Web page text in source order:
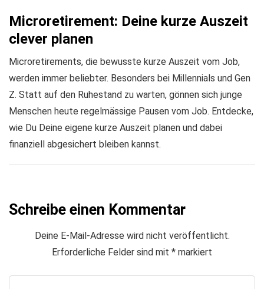
Microretirement: Deine kurze Auszeit
clever planen
Microretirements, die bewusste kurze Auszeit vom Job,
werden immer beliebter. Besonders bei Millennials und Gen
Z. Statt auf den Ruhestand zu warten, gönnen sich junge
Menschen heute regelmässige Pausen vom Job. Entdecke,
wie Du Deine eigene kurze Auszeit planen und dabei
finanziell abgesichert bleiben kannst.
Schreibe einen Kommentar
Deine E-Mail-Adresse wird nicht veröffentlicht.
Erforderliche Felder sind mit * markiert